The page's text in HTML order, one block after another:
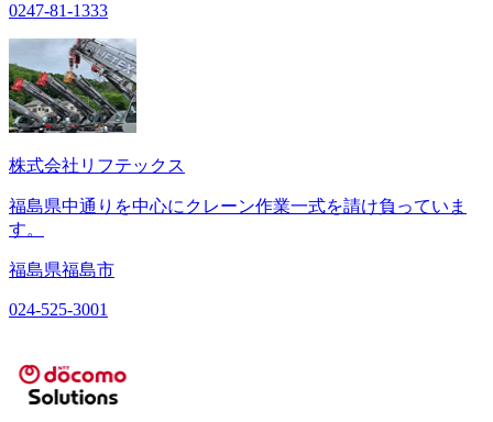
0247-81-1333
株式会社リフテックス
福島県中通りを中心にクレーン作業一式を請け負っていま
す。
福島県福島市
024-525-3001